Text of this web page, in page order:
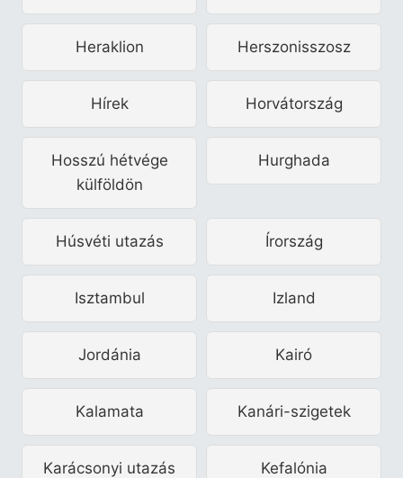
Heraklion Herszonisszosz
Hírek Horvátország
Hosszú hétvége
külföldön
Hurghada
Húsvéti utazás Írország
Isztambul Izland
Jordánia Kairó
Kalamata Kanári-szigetek
Karácsonyi utazás Kefalónia